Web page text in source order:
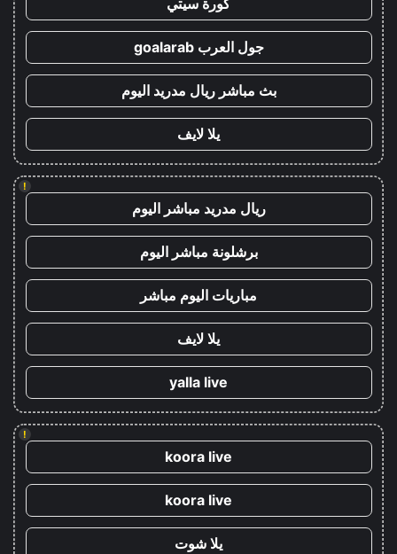
كورة سيتي
جول العرب goalarab
بث مباشر ريال مدريد اليوم
يلا لايف
!
ريال مدريد مباشر اليوم
برشلونة مباشر اليوم
مباريات اليوم مباشر
يلا لايف
yalla live
!
koora live
koora live
يلا شوت